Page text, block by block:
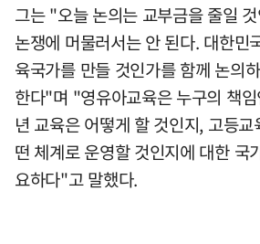
그는 "오늘 논의는 교부금을 줄일
논쟁에 머물러서는 안 된다. 대한민
육국가를 만들 것인가를 함께 논의
한다"며 "영유아교육은 누구의 책
년 교육은 어떻게 할 것인지, 고등
떤 체계로 운영할 것인지에 대한 국
요하다"고 말했다.